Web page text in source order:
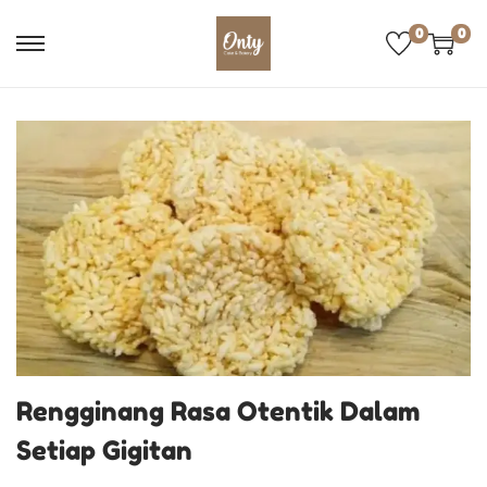
0 0
Rengginang Rasa Otentik Dalam
Setiap Gigitan